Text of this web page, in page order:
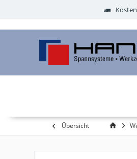
Übersicht